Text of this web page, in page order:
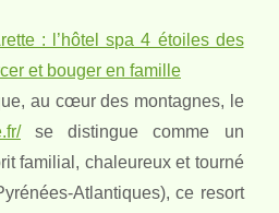
: l’hôtel spa 4 étoiles des
et bouger en famille
au cœur des montagnes, le
se distingue comme un
familial, chaleureux et tourné
Atlantiques), ce resort